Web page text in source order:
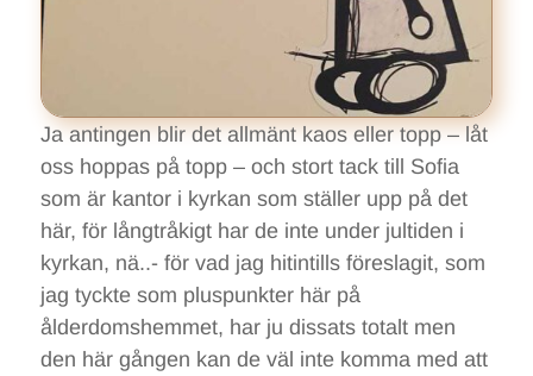
Ja antingen blir det allmänt kaos eller topp – låt
oss hoppas på topp – och stort tack till Sofia
som är kantor i kyrkan som ställer upp på det
här, för långtråkigt har de inte under jultiden i
kyrkan, nä..- för vad jag hitintills föreslagit, som
jag tyckte som pluspunkter här på
ålderdomshemmet, har ju dissats totalt men
den här gången kan de väl inte komma med att